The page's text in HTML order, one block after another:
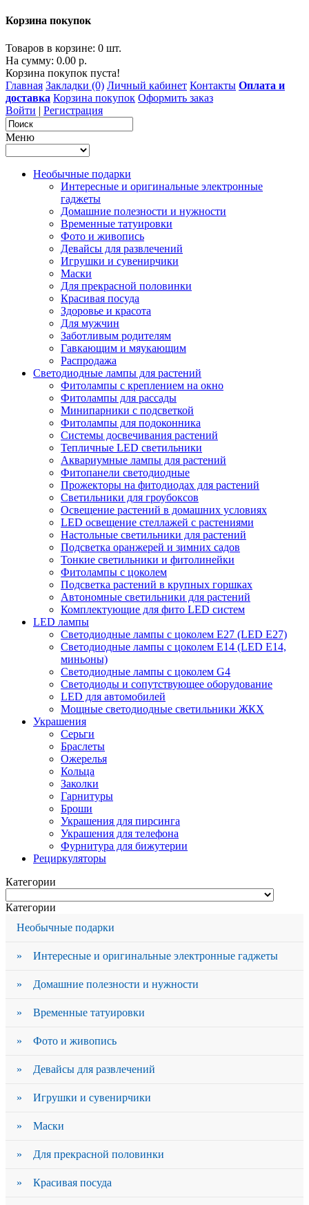
Корзина покупок
Товаров в корзине: 0 шт.
На сумму: 0.00 р.
Корзина покупок пуста!
Главная Закладки (0) Личный кабинет Контакты Оплата и
доставка Корзина покупок Оформить заказ
Войти | Регистрация
Меню
Необычные подарки
Интересные и оригинальные электронные
гаджеты
Домашние полезности и нужности
Временные татуировки
Фото и живопись
Девайсы для развлечений
Игрушки и сувенирчики
Маски
Для прекрасной половинки
Красивая посуда
Здоровье и красота
Для мужчин
Заботливым родителям
Гавкающим и мяукающим
Распродажа
Светодиодные лампы для растений
Фитолампы с креплением на окно
Фитолампы для рассады
Минипарники с подсветкой
Фитолампы для подоконника
Системы досвечивания растений
Тепличные LED светильники
Аквариумные лампы для растений
Фитопанели светодиодные
Прожекторы на фитодиодах для растений
Светильники для гроубоксов
Освещение растений в домашних условиях
LED освещение стеллажей с растениями
Настольные светильники для растений
Подсветка оранжерей и зимних садов
Тонкие светильники и фитолинейки
Фитолампы с цоколем
Подсветка растений в крупных горшках
Автономные светильники для растений
Комплектующие для фито LED систем
LED лампы
Светодиодные лампы с цоколем Е27 (LED E27)
Светодиодные лампы с цоколем Е14 (LED E14,
миньоны)
Светодиодные лампы с цоколем G4
Светодиоды и сопутствующее оборудование
LED для автомобилей
Мощные светодиодные светильники ЖКХ
Украшения
Серьги
Браслеты
Ожерелья
Кольца
Заколки
Гарнитуры
Броши
Украшения для пирсинга
Украшения для телефона
Фурнитура для бижутерии
Рециркуляторы
Категории
Категории
Необычные подарки
» Интересные и оригинальные электронные гаджеты
» Домашние полезности и нужности
» Временные татуировки
» Фото и живопись
» Девайсы для развлечений
» Игрушки и сувенирчики
» Маски
» Для прекрасной половинки
» Красивая посуда